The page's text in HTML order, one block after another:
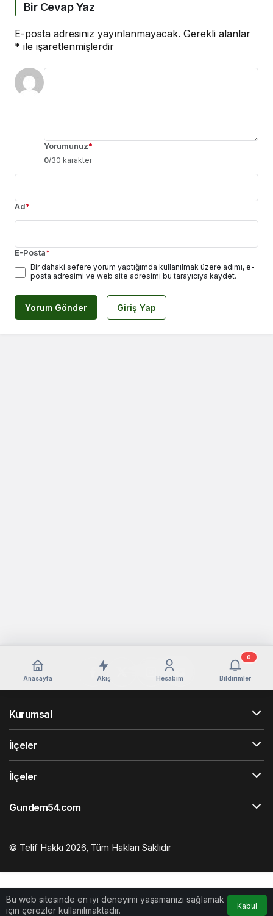
Bir Cevap Yaz
E-posta adresiniz yayınlanmayacak. Gerekli alanlar
* ile işaretlenmişlerdir
Yorumunuz*
0/30 karakter
Ad*
E-Posta*
Bir dahaki sefere yorum yaptığımda kullanılmak üzere adımı, e-
posta adresimi ve web site adresimi bu tarayıcıya kaydet.
Yorum Gönder Giriş Yap
Bu web sitesinde en iyi deneyimi yaşamanızı sağlamak
için çerezler kullanılmaktadır.
Kabul
Anasayfa Akış Hesabım Bildirimler
0
Kurumsal
İlçeler
İlçeler
Gundem54.com
© Telif Hakkı 2026, Tüm Hakları Saklıdır